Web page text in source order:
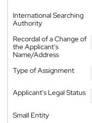
International Searching
Authority
Recordal of a Change of
the Applicant's
Name/Address
Type of Assignment
Applicant's Legal Status
Small Entity